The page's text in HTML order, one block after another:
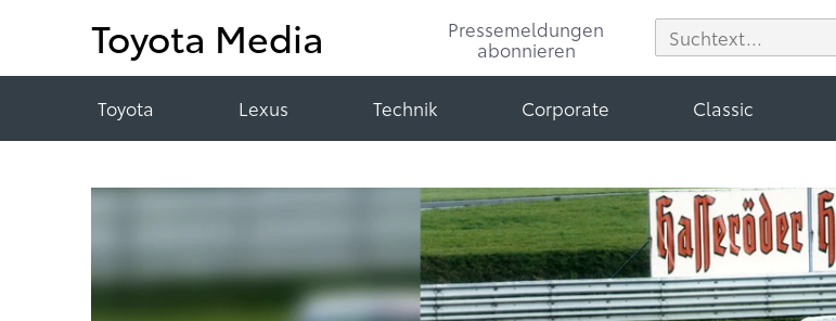
Toyota Media
Pressemeldungen
abonnieren
Toyota Lexus Technik Corporate Classic